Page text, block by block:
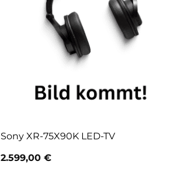
Sony XR-75X90K LED-TV
2.599,00 €